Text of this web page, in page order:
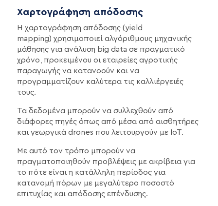
Χαρτογράφηση απόδοσης
Η χαρτογράφηση απόδοσης (yield
mapping) χρησιμοποιεί αλγόριθμους μηχανικής
μάθησης για ανάλυση big data σε πραγματικό
χρόνο, προκειμένου οι εταιρείες αγροτικής
παραγωγής να κατανοούν και να
προγραμματίζουν καλύτερα τις καλλιέργειές
τους.
Τα δεδομένα μπορούν να συλλεχθούν από
διάφορες πηγές όπως από μέσα από αισθητήρες
και γεωργικά drones που λειτουργούν με IoT.
Με αυτό τον τρόπο μπορούν να
πραγματοποιηθούν προβλέψεις με ακρίβεια για
το πότε είναι η κατάλληλη περίοδος για
κατανομή πόρων με μεγαλύτερο ποσοστό
επιτυχίας και απόδοσης επένδυσης.